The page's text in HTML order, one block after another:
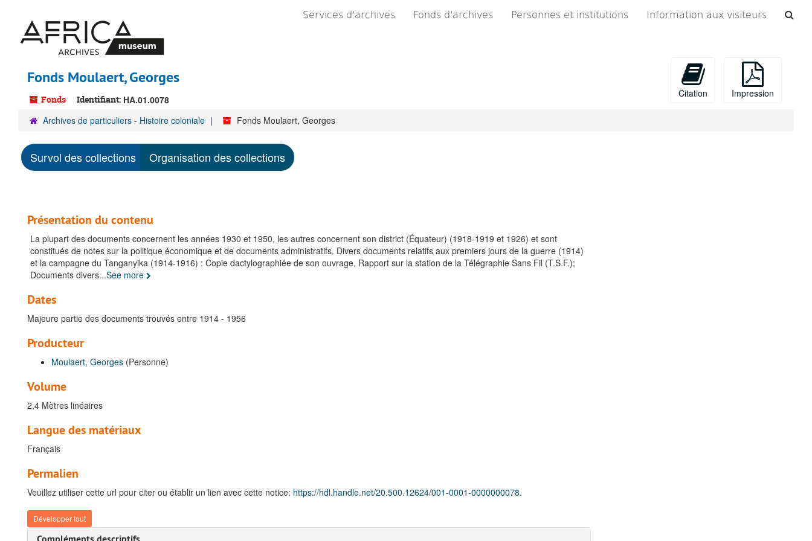
contenu
principal
Services d'archives Fonds d'archives Personnes et institutions Information aux visiteurs
Fonds Moulaert, Georges
Fonds Identifiant: HA.01.0078
Citation Impression
Archives de particuliers - Histoire coloniale Fonds Moulaert, Georges
Survol des collections Organisation des collections
Présentation du contenu
La plupart des documents concernent les années 1930 et 1950, les autres concernent son district (Équateur) (1918-1919 et 1926) et sont
constitués de notes sur la politique économique et de documents administratifs. Divers documents relatifs aux premiers jours de la guerre (1914)
et la campagne du Tanganyika (1914-1916) : Copie dactylographiée de son ouvrage, Rapport sur la station de la Télégraphie Sans Fil (T.S.F.);
Documents divers...See more
Dates
Majeure partie des documents trouvés entre 1914 - 1956
Producteur
Moulaert, Georges (Personne)
Volume
2,4 Mètres linéaires
Langue des matériaux
Français
Permalien
Veuillez utiliser cette url pour citer ou établir un lien avec cette notice: https://hdl.handle.net/20.500.12624/001-0001-0000000078.
Développer tout